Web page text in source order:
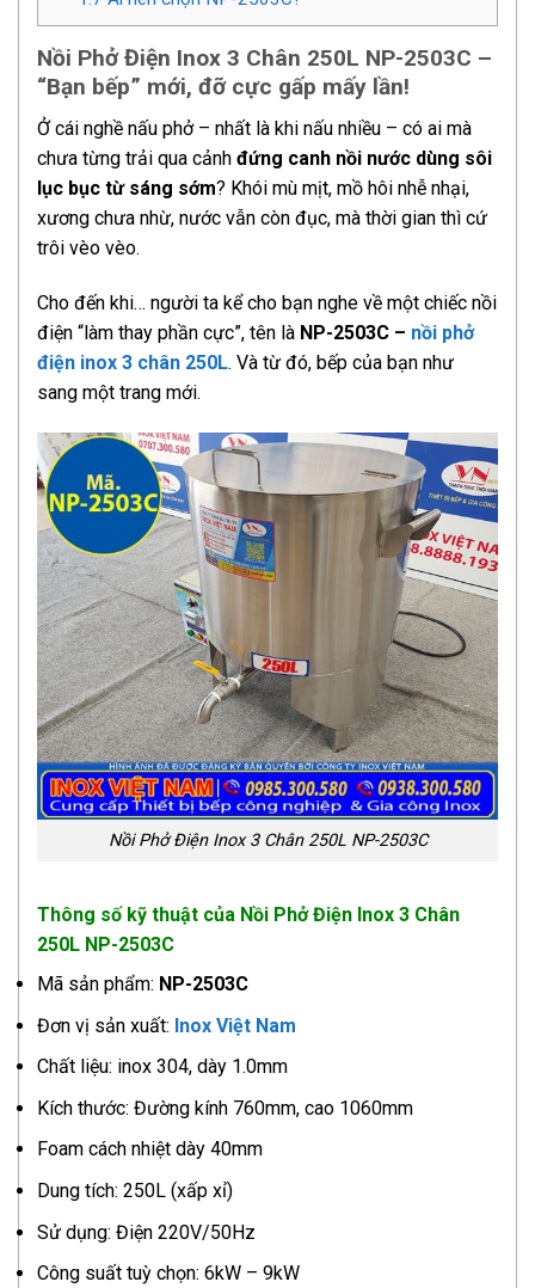
Nồi Phở Điện Inox 3 Chân 250L NP-2503C –
“Bạn bếp” mới, đỡ cực gấp mấy lần!
Ở cái nghề nấu phở – nhất là khi nấu nhiều – có ai mà
chưa từng trải qua cảnh đứng canh nồi nước dùng sôi
lục bục từ sáng sớm? Khói mù mịt, mồ hôi nhễ nhại,
xương chưa nhừ, nước vẫn còn đục, mà thời gian thì cứ
trôi vèo vèo.
Cho đến khi… người ta kể cho bạn nghe về một chiếc nồi
điện “làm thay phần cực”, tên là NP-2503C – nồi phở
điện inox 3 chân 250L. Và từ đó, bếp của bạn như
sang một trang mới.
Nồi Phở Điện Inox 3 Chân 250L NP-2503C
Thông số kỹ thuật của Nồi Phở Điện Inox 3 Chân
250L NP-2503C
Mã sản phẩm: NP-2503C
Đơn vị sản xuất: Inox Việt Nam
Chất liệu: inox 304, dày 1.0mm
Kích thước: Đường kính 760mm, cao 1060mm
Foam cách nhiệt dày 40mm
Dung tích: 250L (xấp xỉ)
Sử dụng: Điện 220V/50Hz
Công suất tuỳ chọn: 6kW – 9kW